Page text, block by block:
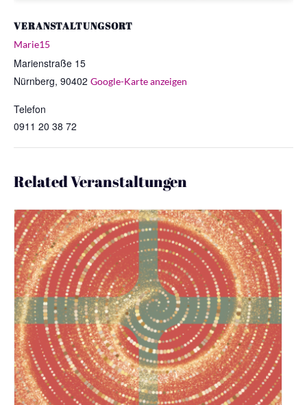
VERANSTALTUNGSORT
Marie15
Marienstraße 15
Nürnberg, 90402 Google-Karte anzeigen
Telefon
0911 20 38 72
Related Veranstaltungen